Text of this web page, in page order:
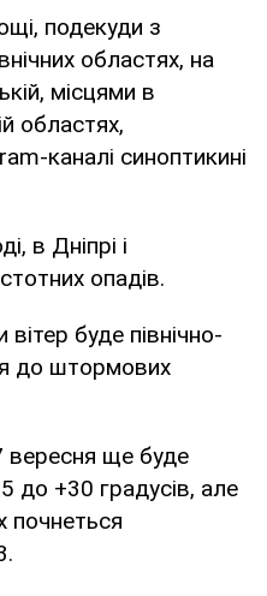
подекуди з
областях, на
місцями в
областях,
каналі синоптикині
в Дніпрі і
опадів.
вітер буде північно-
до штормових
вересня ще буде
до +30 градусів, але
почнеться